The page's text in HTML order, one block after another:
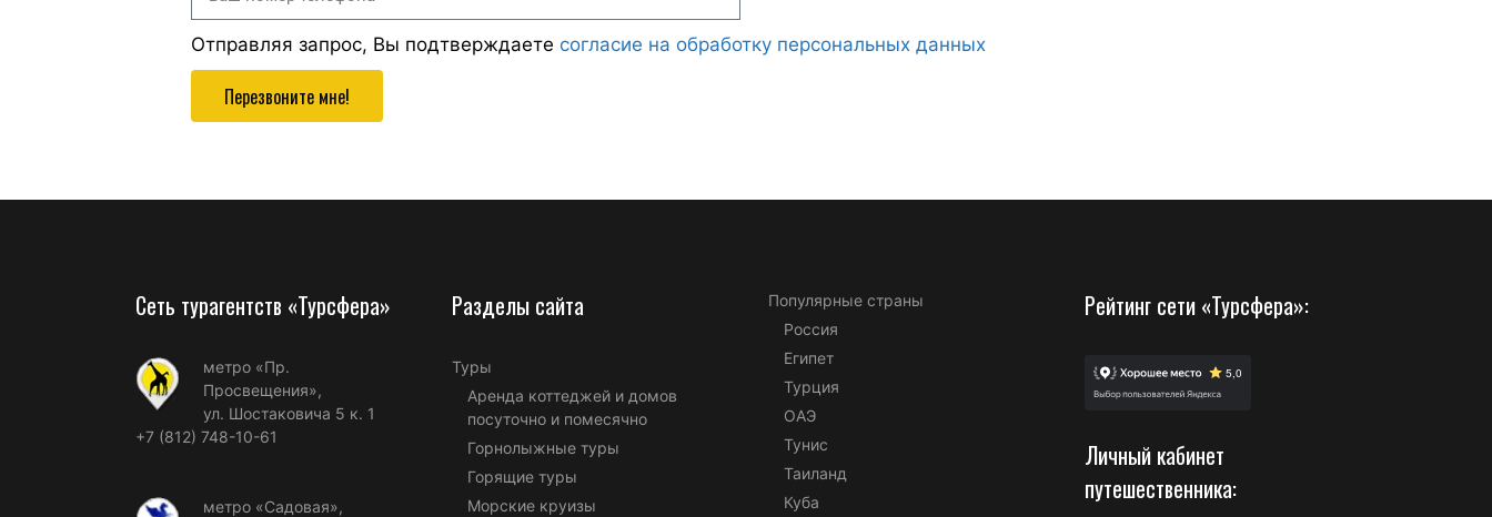
Отправляя запрос, Вы подтверждаете согласие на обработку персональных данных
Перезвоните мне!
Сеть турагентств «Турсфера»
метро «Пр.
Просвещения»,
ул. Шостаковича 5 к. 1
+7 (812) 748-10-61
метро «Садовая»,
Разделы сайта
Туры
Аренда коттеджей и домов
посуточно и помесячно
Горнолыжные туры
Горящие туры
Морские круизы
Популярные страны
Россия
Египет
Турция
ОАЭ
Тунис
Таиланд
Куба
Рейтинг сети «Турсфера»:
Личный кабинет
путешественника: